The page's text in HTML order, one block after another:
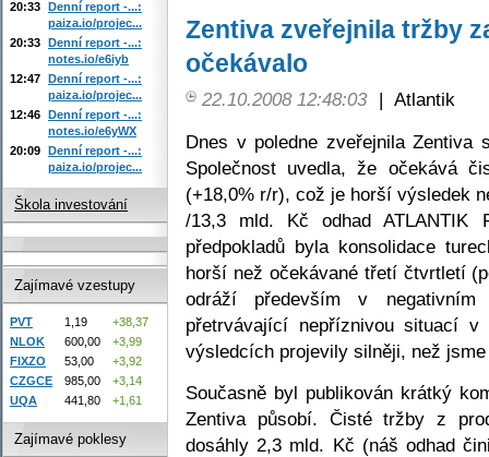
Zentiva zveřejnila tržby
očekávalo
22.10.2008 12:48:03 | Atlantik
Dnes v poledne zveřejnila
Společnost uvedla, že očekává
(+18,0% r/r), což je horší výsledek
/13,3 mld. Kč odhad ATLANTIK
předpokladů byla konsolidace
horší než očekávané třetí čtvrtletí
odráží především v
přetrvávající nepříznivou situací
výsledcích projevily silněji, než
Současně byl publikován krátký
Zentiva působí. Čisté tržby z
dosáhly 2,3 mld. Kč (náš odhad
20:33 Denní report -...:
paiza.io/projec...
20:33 Denní report -...:
notes.io/e6iyb
12:47 Denní report -...:
paiza.io/projec...
12:46 Denní report -...:
notes.io/e6yWX
20:09 Denní report -...:
paiza.io/projec...
Škola investování
Zajímavé vzestupy
PVT 1,19
+38,37
NLOK
600,00
+3,99
FIXZO
53,00
+3,92
CZGCE
985,00
+3,14
UQA
441,80 +1,61
Zajímavé poklesy